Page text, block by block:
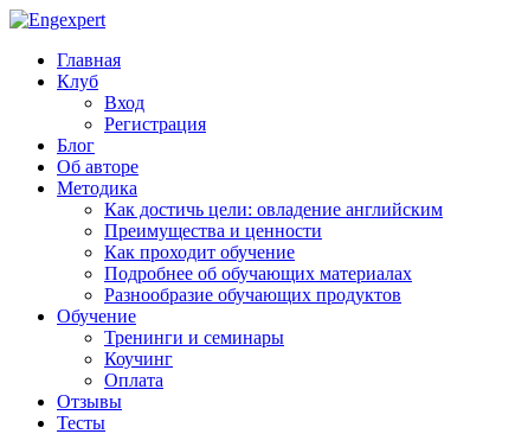
Главная
Клуб
Вход
Регистрация
Блог
Об авторе
Методика
Как достичь цели: овладение английским
Преимущества и ценности
Как проходит обучение
Подробнее об обучающих материалах
Разнообразие обучающих продуктов
Обучение
Тренинги и семинары
Коучинг
Оплата
Отзывы
Тесты